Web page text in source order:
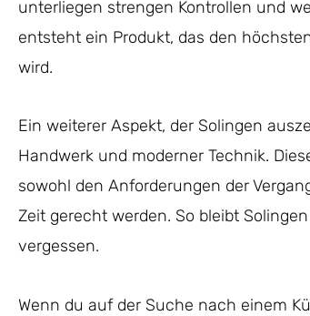
unterliegen strengen Kontrollen und
entsteht ein Produkt, das den
wird.
Ein weiterer Aspekt, der Solingen
Handwerk und moderner Technik.
sowohl den Anforderungen der
Zeit gerecht werden. So bleibt
vergessen.
Wenn du auf der Suche nach einem